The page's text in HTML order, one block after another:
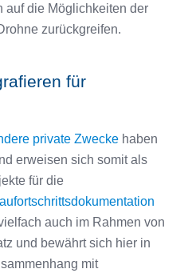
auf die Möglichkeiten der
zurückgreifen.
für
private Zwecke haben
erweisen sich somit als
für die
auch im Rahmen von
und bewährt sich hier in
mit